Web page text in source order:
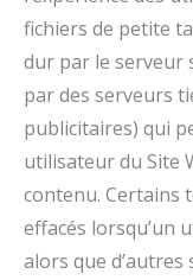
fichiers de petite
dur par le serveur
par des serveurs
publicitaires) qui
utilisateur du Site
contenu. Certains
effacés lorsqu’un
alors que